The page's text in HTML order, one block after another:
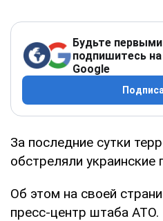
Будьте первыми
подпишитесь на
Google
За последние сутки
обстреляли украинские
Об этом на своей
пресс-центр штаба АТО.